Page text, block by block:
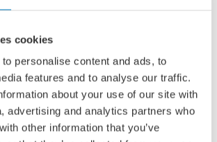
cookies
personalise content and ads, to
features and to analyse our traffic.
about your use of our site with
advertising and analytics partners who
other information that you’ve
Het uiteindelijke doel is dat de
wordt er gesproken over een verhuizing
Terminal Amsterdam naar de